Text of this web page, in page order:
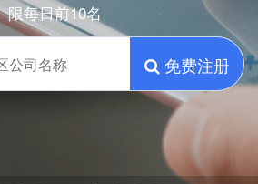
限每日前10名
免费注册